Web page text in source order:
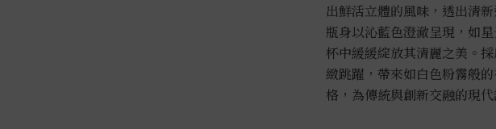
出鮮活立體的風味，透出清
瓶身以沁藍色澄澈呈現，如
杯中緩緩綻放其清麗之美。
緻跳躍，帶來如白色粉霧般
格，為傳統與創新交融的現